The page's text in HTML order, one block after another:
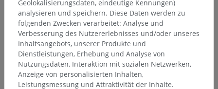
Geolokalisierungsdaten, eindeutige Kennungen)
analysieren und speichern. Diese Daten werden zu
folgenden Zwecken verarbeitet: Analyse und
Verbesserung des Nutzererlebnisses und/oder unseres
Inhaltsangebots, unserer Produkte und
Dienstleistungen, Erhebung und Analyse von
Nutzungsdaten, Interaktion mit sozialen Netzwerken,
Anzeige von personalisierten Inhalten,
Leistungsmessung und Attraktivität der Inhalte.